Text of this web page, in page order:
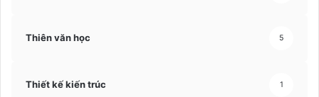
Thiên văn học 5
Thiết kế kiến trúc 1